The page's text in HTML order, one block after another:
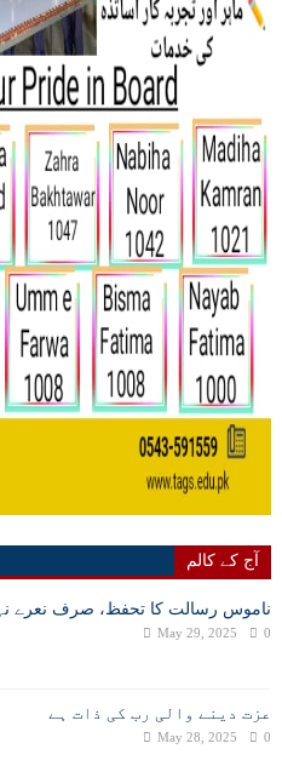
آج کے کالم
ناموس رسالت کا تحفظ، صرف نعرے
May 29, 2025 0
عزت دینے والی رب کی ذات ہے
May 28, 2025 0